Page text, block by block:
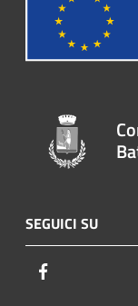
SEGUICI SU